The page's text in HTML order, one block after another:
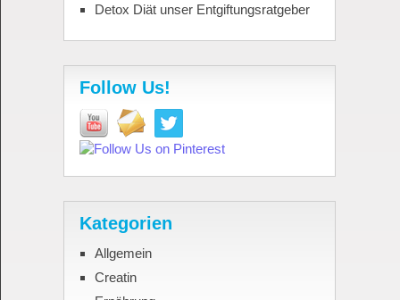
Detox Diät unser Entgiftungsratgeber
Follow Us!
Kategorien
Allgemein
Creatin